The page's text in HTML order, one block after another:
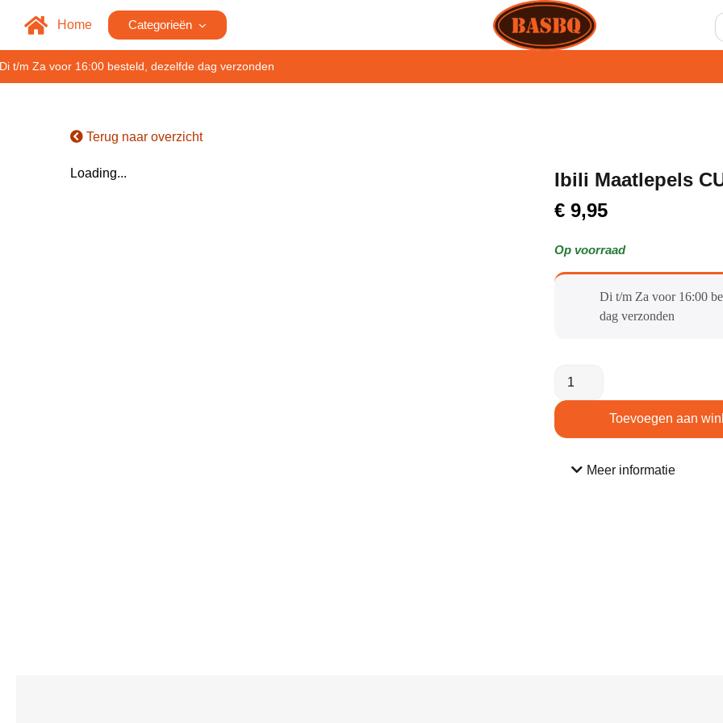
Home Categorieën
t/m Za voor 16:00 besteld, dezelfde dag verzonden
Terug naar overzicht
Loading...
Ibili Maatlepels
€ 9,95
Op voorraad
Di t/m Za voor 16:00
dag verzonden​
Toevoegen aan
Meer informatie